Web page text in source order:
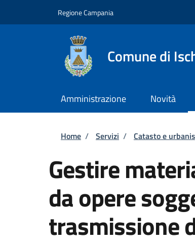
Regione Campania
Comune di
Amministrazione Novità
Briciole di pane
Home / Servizi / Catasto e
Gestire
da opere
trasmissione